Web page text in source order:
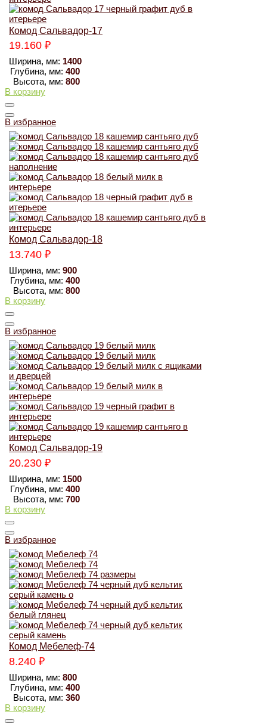
Комод Сальвадор-17
19.160 ₽
Ширина, мм: 1400
Глубина, мм: 400
Высота, мм: 800
В корзину
В избранное
Комод Сальвадор-18
13.740 ₽
Ширина, мм: 900
Глубина, мм: 400
Высота, мм: 800
В корзину
В избранное
Комод Сальвадор-19
20.230 ₽
Ширина, мм: 1500
Глубина, мм: 400
Высота, мм: 700
В корзину
В избранное
Комод Мебелеф-74
8.240 ₽
Ширина, мм: 800
Глубина, мм: 400
Высота, мм: 360
В корзину